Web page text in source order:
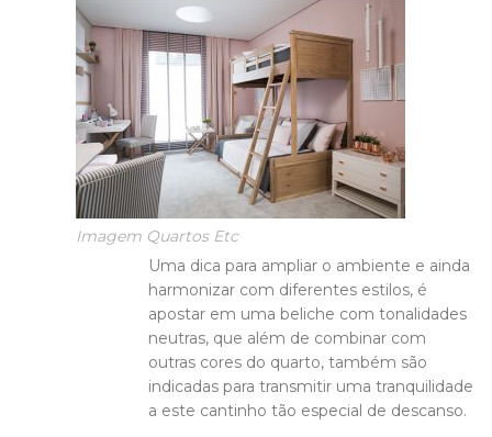
Imagem Quartos Etc
Uma dica para ampliar o ambiente e ainda
harmonizar com diferentes estilos, é
apostar em uma beliche com tonalidades
neutras, que além de combinar com
outras cores do quarto, também são
indicadas para transmitir uma tranquilidade
a este cantinho tão especial de descanso.